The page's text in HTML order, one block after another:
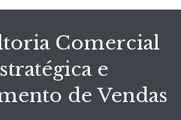
Comercial
e
de Vendas